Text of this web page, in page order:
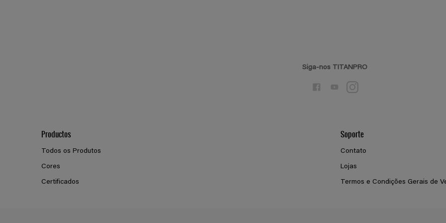
Siga-nos TITANPRO
Productos
Todos os Produtos
Cores
Certificados
Soporte
Contato
Lojas
Termos e Condições Gerais de